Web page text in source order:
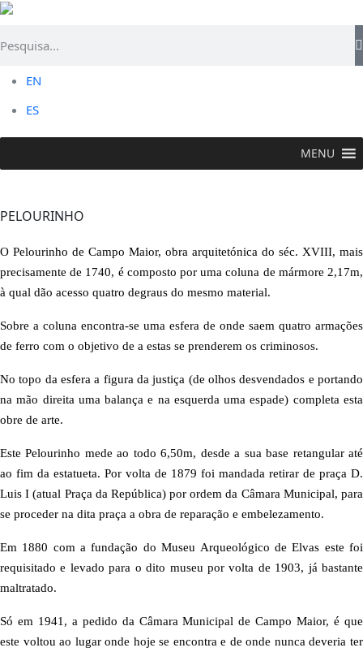
EN
ES
MENU
PELOURINHO
O Pelourinho de Campo Maior, obra arquitetónica do séc. XVIII, mais
precisamente de 1740, é composto por uma coluna de mármore 2,17m,
à qual dão acesso quatro degraus do mesmo material.
Sobre a coluna encontra-se uma esfera de onde saem quatro armações
de ferro com o objetivo de a estas se prenderem os criminosos.
No topo da esfera a figura da justiça (de olhos desvendados e portando
na mão direita uma balança e na esquerda uma espade) completa esta
obre de arte.
Este Pelourinho mede ao todo 6,50m, desde a sua base retangular até
ao fim da estatueta. Por volta de 1879 foi mandada retirar de praça D.
Luis I (atual Praça da República) por ordem da Câmara Municipal, para
se proceder na dita praça a obra de reparação e embelezamento.
Em 1880 com a fundação do Museu Arqueológico de Elvas este foi
requisitado e levado para o dito museu por volta de 1903, já bastante
maltratado.
Só em 1941, a pedido da Câmara Municipal de Campo Maior, é que
este voltou ao lugar onde hoje se encontra e de onde nunca deveria ter